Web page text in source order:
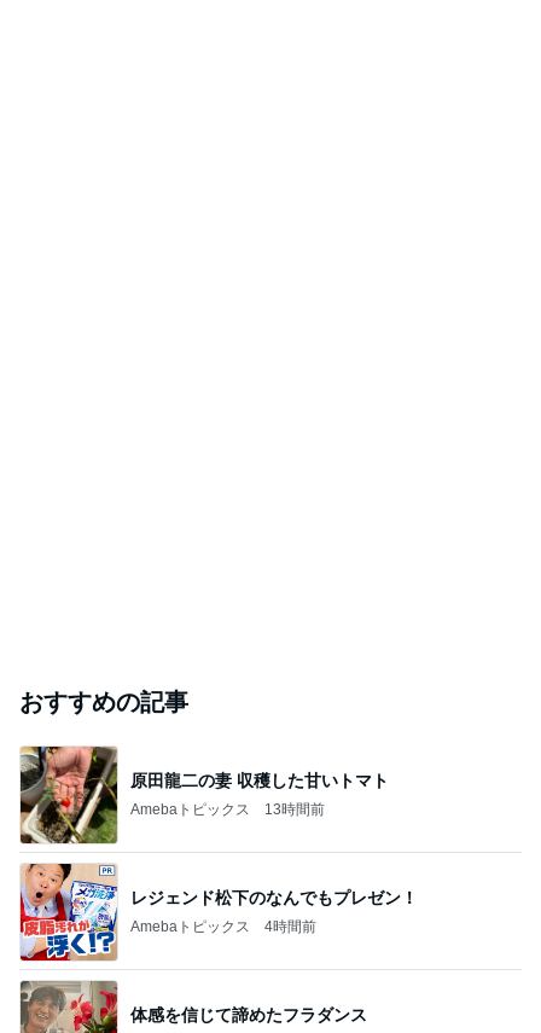
おすすめの記事
原田龍二の妻 収穫した甘いトマト
Amebaトピックス 13時間前
レジェンド松下のなんでもプレゼン！
Amebaトピックス 4時間前
体感を信じて諦めたフラダンス